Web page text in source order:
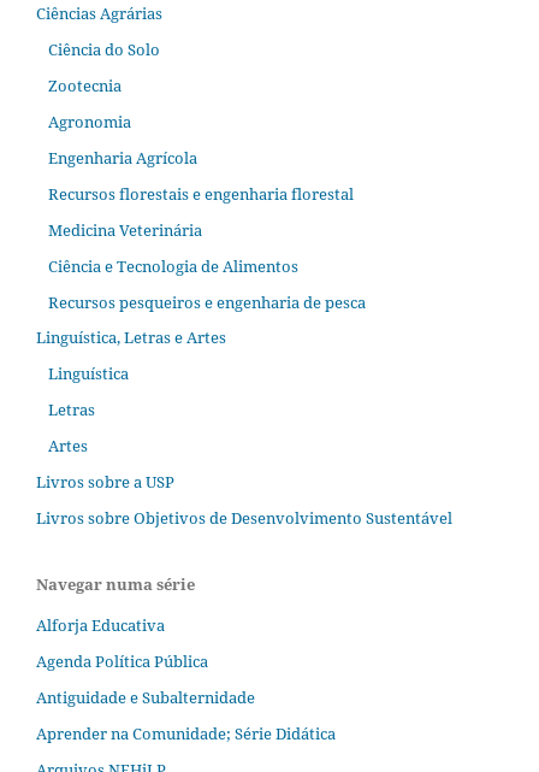
Ciências Agrárias
Ciência do Solo
Zootecnia
Agronomia
Engenharia Agrícola
Recursos florestais e engenharia florestal
Medicina Veterinária
Ciência e Tecnologia de Alimentos
Recursos pesqueiros e engenharia de pesca
Linguística, Letras e Artes
Linguística
Letras
Artes
Livros sobre a USP
Livros sobre Objetivos de Desenvolvimento Sustentável
Navegar numa série
Alforja Educativa
Agenda Política Pública
Antiguidade e Subalternidade
Aprender na Comunidade; Série Didática